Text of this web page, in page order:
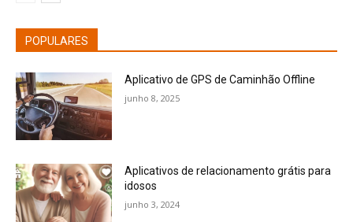
POPULARES
Aplicativo de GPS de Caminhão Offline
junho 8, 2025
Aplicativos de relacionamento grátis para
idosos
junho 3, 2024